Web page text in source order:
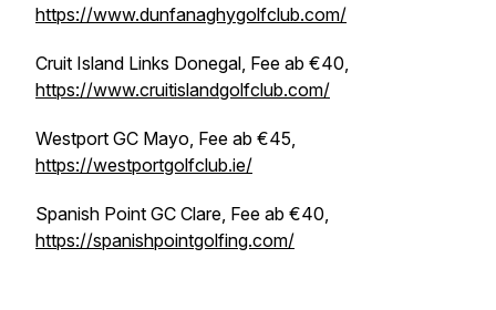
https://www.dunfanaghygolfclub.com/
Cruit Island Links Donegal, Fee ab €40,
https://www.cruitislandgolfclub.com/
Westport GC Mayo, Fee ab €45,
https://westportgolfclub.ie/
Spanish Point GC Clare, Fee ab €40,
https://spanishpointgolfing.com/